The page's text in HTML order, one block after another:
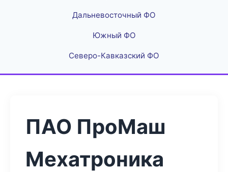
Дальневосточный ФО
Южный ФО
Северо-Кавказский ФО
ПАО ПроМаш
Мехатроника